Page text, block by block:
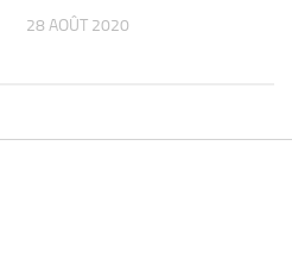
28 AOÛT 2020